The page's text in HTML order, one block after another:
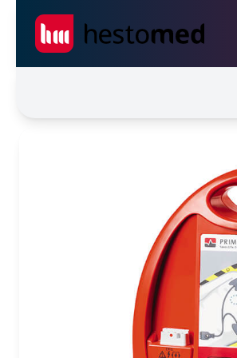
Seiwert GmbH